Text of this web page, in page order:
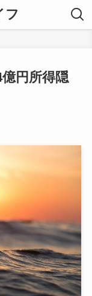
フ
円所得隠